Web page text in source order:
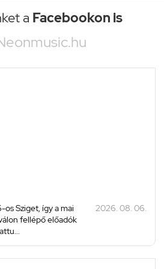
a Facebookon is
os Sziget, így a mai
fellépő előadók
2026. 08. 06.